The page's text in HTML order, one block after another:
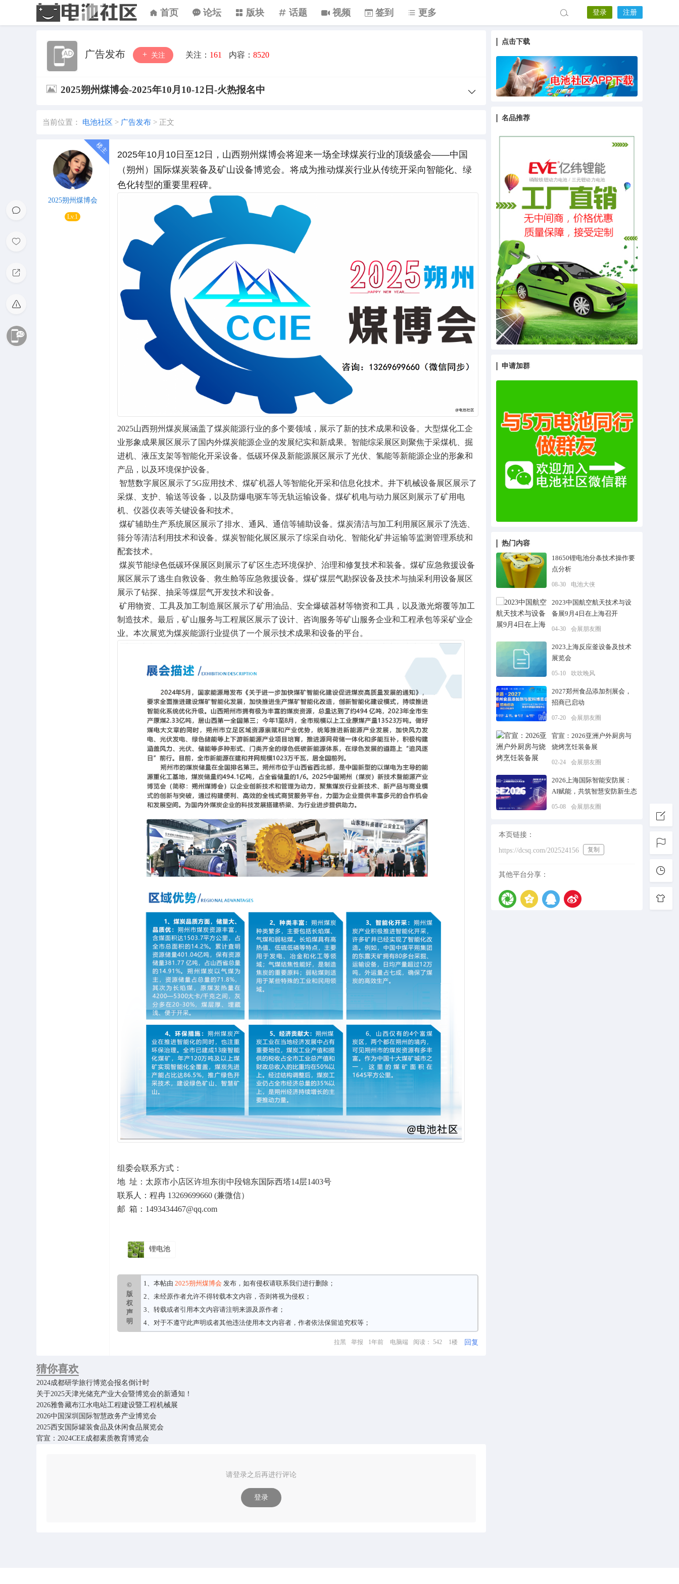
首页 论坛 版块 话题 视频 签到 更多 登录 注册
广告发布 关注 关注： 161 内容： 8520
2025朔州煤博会-2025年10月10-12日-火热报名中
当前位置： 电池社区 > 广告发布 > 正文
2025朔州煤博会
Lv.1
2025年10月10日至12日，山西朔州煤博会将迎来一场全球煤炭行业的顶级盛会——中国
（朔州）国际煤炭装备及矿山设备博览会。将成为推动煤炭行业从传统开采向智能化、绿
色化转型的重要里程碑。
2025山西朔州煤炭展涵盖了煤炭能源行业的多个要领域，展示了新的技术成果和设备。大型煤化工企
业形象成果展区展示了国内外煤炭能源企业的发展纪实和新成果。智能综采展区则聚焦于采煤机、掘
进机、液压支架等智能化开采设备。低碳环保及新能源展区展示了光伏、氢能等新能源企业的形象和
产品，以及环境保护设备。
智慧数字展区展示了5G应用技术、煤矿机器人等智能化开采和信息化技术。井下机械设备展区展示了
采煤、支护、输送等设备，以及防爆电驱车等无轨运输设备。煤矿机电与动力展区则展示了矿用电
机、仪器仪表等关键设备和技术。
煤矿辅助生产系统展区展示了排水、通风、通信等辅助设备。煤炭清洁与加工利用展区展示了洗选、
筛分等清洁利用技术和设备。煤炭智能化展区展示了综采自动化、智能化矿井运输等监测管理系统和
配套技术。
煤炭节能绿色低碳环保展区则展示了矿区生态环境保护、治理和修复技术和装备。煤矿应急救援设备
展区展示了逃生自救设备、救生舱等应急救援设备。煤矿煤层气勘探设备及技术与抽采利用设备展区
展示了钻探、抽采等煤层气开发技术和设备。
矿用物资、工具及加工制造展区展示了矿用油品、安全爆破器材等物资和工具，以及激光熔覆等加工
制造技术。最后，矿山服务与工程展区展示了设计、咨询服务等矿山服务企业和工程承包等采矿业企
业。本次展览为煤炭能源行业提供了一个展示技术成果和设备的平台。
组委会联系方式：
地 址：太原市小店区许坦东街中段锦东国际西塔14层1403号
联系人：程冉 13269699660 (兼微信）
邮 箱：1493434467@qq.com
锂电池
©
版
权
声
明
1、本帖由 2025朔州煤博会 发布，如有侵权请联系我们进行删除；
2、未经原作者允许不得转载本文内容，否则将视为侵权；
3、转载或者引用本文内容请注明来源及原作者；
4、对于不遵守此声明或者其他违法使用本文内容者，作者依法保留追究权等；
拉黑 举报 1年前 电脑端 阅读： 542 1楼 回复
猜你喜欢
2024成都研学旅行博览会报名倒计时
关于2025天津光储充产业大会暨博览会的新通知！
2026雅鲁藏布江水电站工程建设暨工程机械展
2026中国深圳国际智慧政务产业博览会
2025西安国际罐装食品及休闲食品展览会
官宣：2024CEE成都素质教育博览会
请登录之后再进行评论
登录
点击下载
名品推荐
申请加群
热门内容
18650锂电池分条技术操作要
点分析
08-30 电池大侠
2023中国航空航天技术与设
备展9月4日在上海召开
04-30 会展朋友圈
2023上海反应釜设备及技术
展览会
05-10 吹吹晚风
2027郑州食品添加剂展会，
招商已启动
07-20 会展朋友圈
官宣：2026亚洲户外厨房与
烧烤烹饪装备展
02-24 会展朋友圈
2026上海国际智能安防展：
AI赋能，共筑智慧安防新生态
05-08 会展朋友圈
本页链接：
https://dcsq.com/202524156 复制
其他平台分享：